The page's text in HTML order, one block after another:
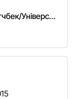
Седан/Хетчбек/Універсал